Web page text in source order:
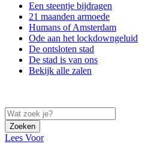
Een steentje bijdragen
21 maanden armoede
Humans of Amsterdam
Ode aan het lockdowngeluid
De ontsloten stad
De stad is van ons
Bekijk alle zalen
Zoeken
Lees Voor